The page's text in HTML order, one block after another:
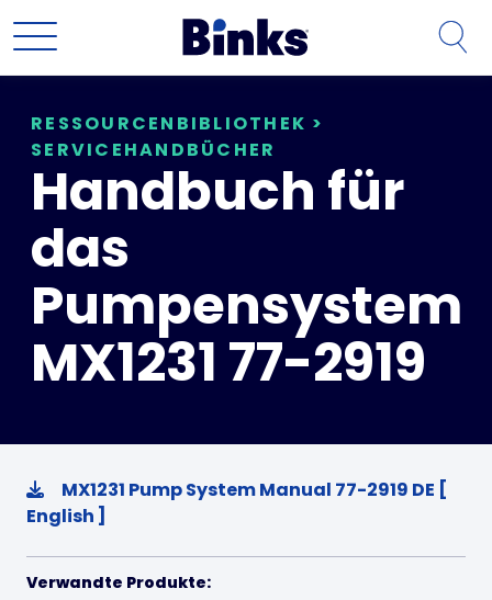
RESSOURCENBIBLIOTHEK >
SERVICEHANDBÜCHER
Handbuch für
das
Pumpensystem
MX1231 77-2919
MX1231 Pump System Manual 77-2919 DE [
English ]
Verwandte Produkte: